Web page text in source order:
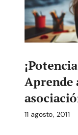
Aprende
11 agosto, 2011